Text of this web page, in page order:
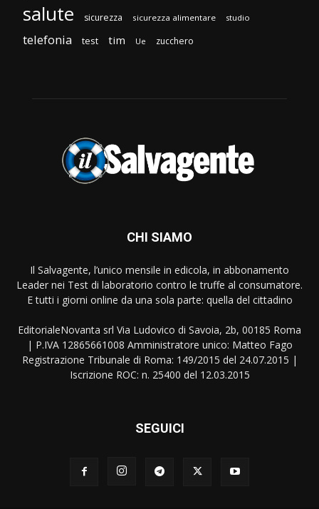
salute sicurezza sicurezza alimentare studio
telefonia test tim Ue zucchero
CHI SIAMO
Il Salvagente, l’unico mensile in edicola, in abbonamento
Leader nei Test di laboratorio contro le truffe al consumatore.
E tutti i giorni online da una sola parte: quella del cittadino
EditorialeNovanta srl Via Ludovico di Savoia, 2b, 00185 Roma
| P.IVA 12865661008 Amministratore unico: Matteo Fago
Registrazione Tribunale di Roma: 149/2015 del 24.07.2015 |
Iscrizione ROC: n. 25400 del 12.03.2015
SEGUICI